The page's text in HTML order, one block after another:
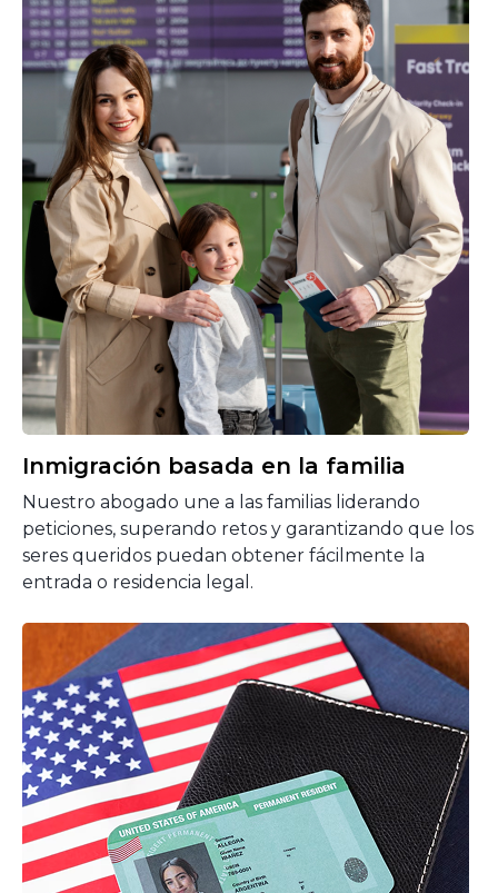
Inmigración basada en la familia
Nuestro abogado une a las familias liderando
peticiones, superando retos y garantizando que los
seres queridos puedan obtener fácilmente la
entrada o residencia legal.